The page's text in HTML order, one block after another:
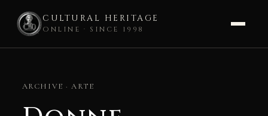
CULTURAL HERITAGE
ONLINE · SINCE 1998
contentARCHIVE · ARTE